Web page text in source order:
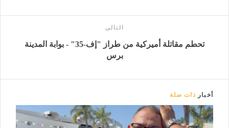
التالى
تحطم مقاتلة أميركية من طراز "إف-35" - بوابة المدينة
برس
أخبار ذات صلة